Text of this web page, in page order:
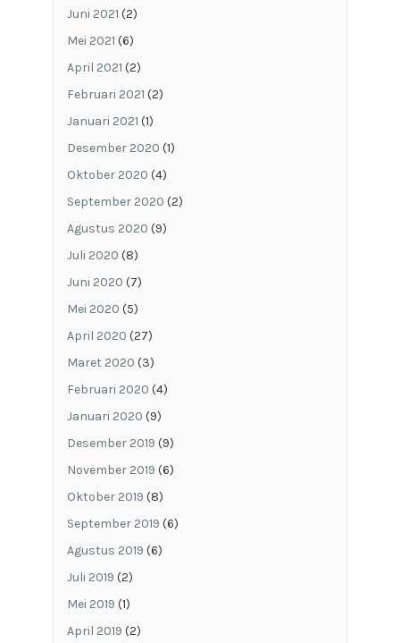
Juni 2021 (2)
Mei 2021 (6)
April 2021 (2)
Februari 2021 (2)
Januari 2021 (1)
Desember 2020 (1)
Oktober 2020 (4)
September 2020 (2)
Agustus 2020 (9)
Juli 2020 (8)
Juni 2020 (7)
Mei 2020 (5)
April 2020 (27)
Maret 2020 (3)
Februari 2020 (4)
Januari 2020 (9)
Desember 2019 (9)
November 2019 (6)
Oktober 2019 (8)
September 2019 (6)
Agustus 2019 (6)
Juli 2019 (2)
Mei 2019 (1)
April 2019 (2)